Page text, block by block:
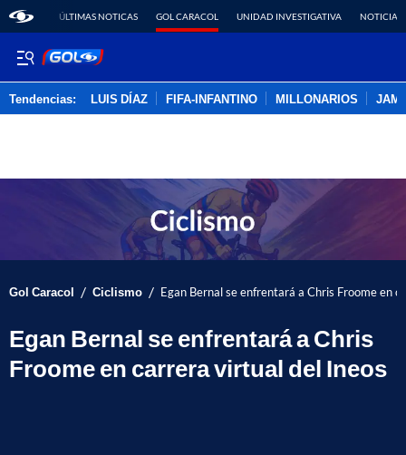
ÚLTIMAS NOTICAS GOL CARACOL UNIDAD INVESTIGATIVA NOTICIAS
Tendencias: LUIS DÍAZ FIFA-INFANTINO MILLONARIOS
Gol Caracol / Ciclismo / Egan Bernal se enfrentará a Chris Froome en
Egan Bernal se enfrentará a Chris
Froome en carrera virtual del Ineos